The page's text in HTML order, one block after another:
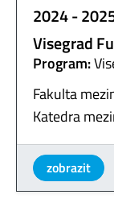
2024 -
Visegrad
Program:
Fakulta
Katedra
zobrazit